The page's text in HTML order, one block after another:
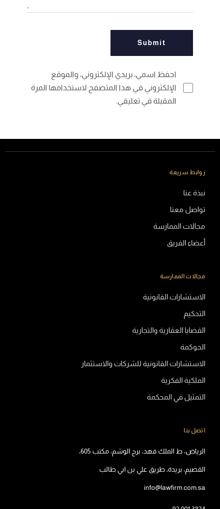
احفظ اسمي، بريدي الإلكتروني، والموقع
الإلكتروني في هذا المتصفح لاستخدامها المرة
المقبلة في تعليقي.
روابط سريعة
نبذة عنا
تواصل معنا
مجالات الممارسة
أعضاء الفريق
مجالات الممارسة
الاستشارات القانونية
التحكيم
القضايا العقارية والتجارية
الحوكمة
الاستشارات القانونية للشركات والاستثمار
الملكية الفكرية
التمثيل في المحكمة
اتصل بنا
الرياض، ط الملك فهد، برج الوشم، مكتب 605،
القصيم، بريدة، طريق علي بن ابي طالب
info@lawfirm.com.sa